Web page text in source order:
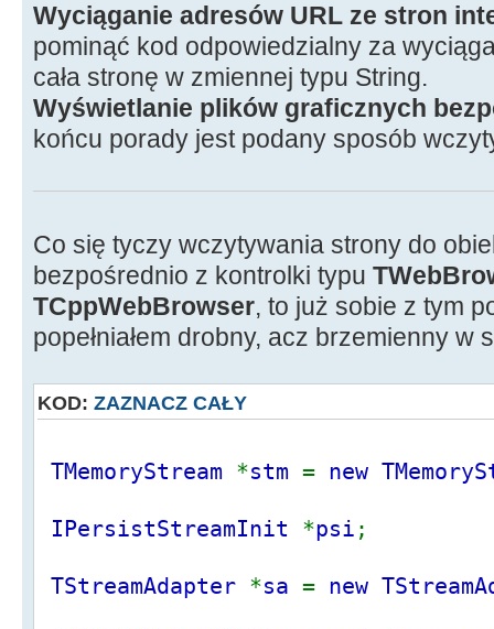
Wyciąganie adresów URL ze stron
pominąć kod odpowiedzialny za
cała stronę w zmiennej typu String.
Wyświetlanie plików graficznych
końcu porady jest podany sposób
Co się tyczy wczytywania strony do
bezpośrednio z kontrolki typu
TCppWebBrowser, to już sobie z tym
popełniałem drobny, acz brzemienny w
KOD: ZAZNACZ CAŁY
TMemoryStream *stm = new
IPersistStreamInit *psi ;
TStreamAdapter *sa = new